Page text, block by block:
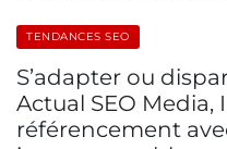
TENDANCES SEO
S’adapter ou
Actual SEO Media,
référencement